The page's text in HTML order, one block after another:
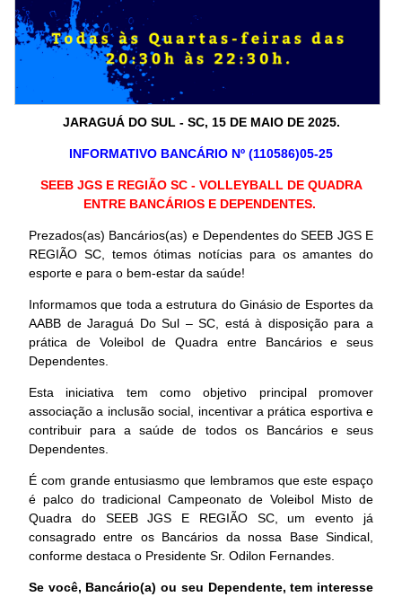
JARAGUÁ DO SUL - SC, 15 DE MAIO DE 2025.
INFORMATIVO BANCÁRIO Nº (110586)05-25
SEEB JGS E REGIÃO SC - VOLLEYBALL DE QUADRA
ENTRE BANCÁRIOS E DEPENDENTES.
Prezados(as) Bancários(as) e Dependentes do SEEB JGS E
REGIÃO SC, temos ótimas notícias para os amantes do
esporte e para o bem-estar da saúde!
Informamos que toda a estrutura do Ginásio de Esportes da
AABB de Jaraguá Do Sul – SC, está à disposição para a
prática de Voleibol de Quadra entre Bancários e seus
Dependentes.
Esta iniciativa tem como objetivo principal promover
associação a inclusão social, incentivar a prática esportiva e
contribuir para a saúde de todos os Bancários e seus
Dependentes.
É com grande entusiasmo que lembramos que este espaço
é palco do tradicional Campeonato de Voleibol Misto de
Quadra do SEEB JGS E REGIÃO SC, um evento já
consagrado entre os Bancários da nossa Base Sindical,
conforme destaca o Presidente Sr. Odilon Fernandes.
Se você, Bancário(a) ou seu Dependente, tem interesse